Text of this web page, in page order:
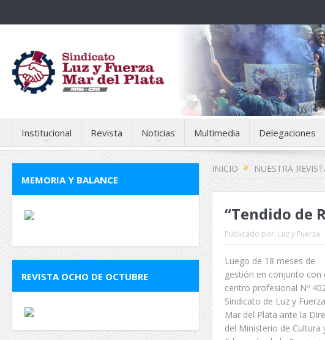
Institucional Revista Noticias Multimedia Delegaciones
INICIO NUESTRA
“Tendido de
Publicado por: Luz y Fuerza
Luego de 18 meses de
gestión en conjunto con
centro profesional Nº
Sindicato de Luz y
Mar del Plata ante la
del Ministerio de Cultura
MEMORIA Y BALANCE
REVISTA OCHO DE OCTUBRE